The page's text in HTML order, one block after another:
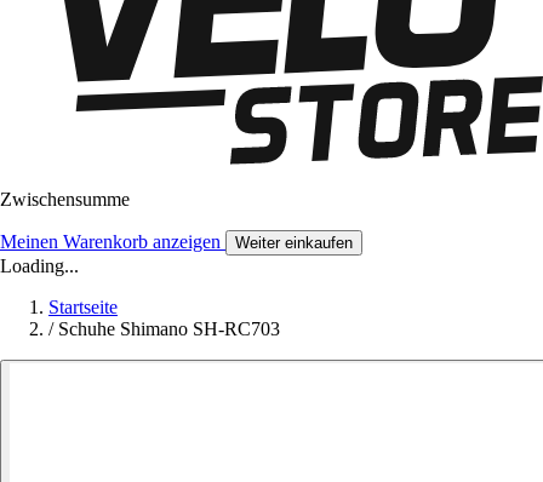
Zwischensumme
Meinen Warenkorb anzeigen Weiter einkaufen
Loading...
Startseite
/ Schuhe Shimano SH-RC703